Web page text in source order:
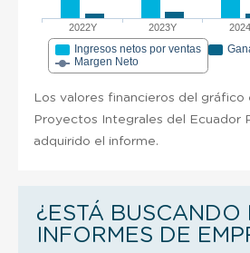
2022Y 2023Y
Ingresos netos por ventas
Margen Neto
Los valores financieros del gráfico
Proyectos Integrales del Ecuador
adquirido el informe.
¿ESTÁ BUSCANDO
INFORMES DE